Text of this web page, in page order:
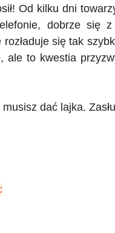
Od kilku dni
dobrze się
się tak
ale to kwestia
dać lajka.